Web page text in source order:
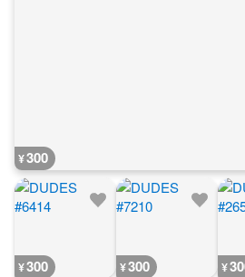
¥300
¥300 ¥300 ¥